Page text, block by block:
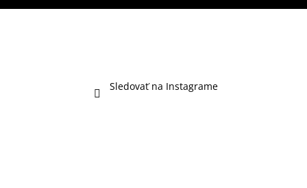
Sledovať na Instagrame